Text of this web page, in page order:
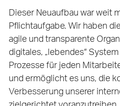
Dieser Neuaufbau war weit
Pflichtaufgabe. Wir haben
agile und transparente
digitales, „lebendes“
Prozesse für jeden
und ermöglicht es uns, die
Verbesserung unserer